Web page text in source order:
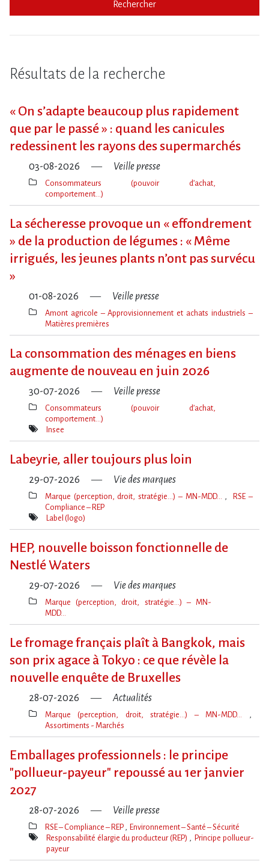
Rechercher
Résultats de la recherche
« On s​‌’adapte beaucoup plus rapidement
que par le passé » : quand les canicules
redessinent les rayons des supermarchés
03-08-2026 Veille presse
Thèmes(s)
Consommateurs (pouvoir d’achat,
comportement…)
La sécheresse provoque un « effondrement
» de la production de légumes : « Même
irrigués, les jeunes plants n’ont pas survécu
»
01-08-2026 Veille presse
Thèmes(s)
Amont agricole – Approvisionnement et achats industriels –
Matières premières
La consommation des ménages en biens
augmente de nouveau en juin 2026
30-07-2026 Veille presse
Thèmes(s)
Consommateurs (pouvoir d’achat,
comportement…)
Mot(s)-
Insee
Labeyrie, aller toujours plus loin
29-07-2026 Vie des marques
Thèmes(s)
Marque (perception, droit, stratégie…) – MN-MDD…
RSE –
Compliance – REP
Mot(s)-
Label (logo)
HEP, nouvelle boisson fonctionnelle de
Nestlé Waters
29-07-2026 Vie des marques
Thèmes(s)
Marque (perception, droit, stratégie…) – MN-
MDD…
Le fromage français plaît à Bangkok, mais
son prix agace à Tokyo : ce que révèle la
nouvelle enquête de Bruxelles
28-07-2026 Actualités
Thèmes(s)
Marque (perception, droit, stratégie…) – MN-MDD…
Assortiments - Marchés
Emballages professionnels : le principe
"pollueur-payeur" repoussé au 1er janvier
2027
28-07-2026 Veille presse
Thèmes(s)
RSE – Compliance – REP Environnement – Santé – Sécurité
Mot(s)-
Responsabilité élargie du producteur (REP)
Principe pollueur-
payeur